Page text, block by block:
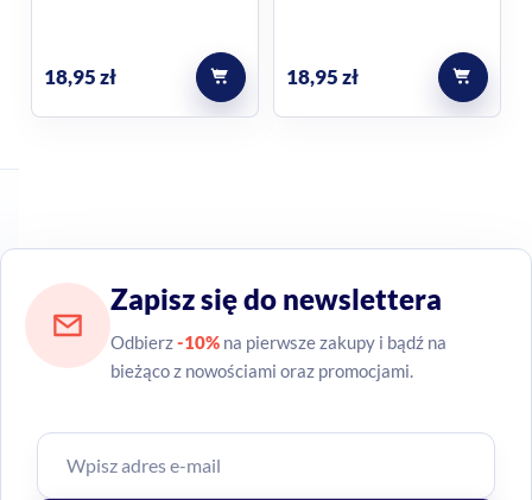
18,95zł 18,95zł
Zapisz się do newslettera
Odbierz-10% na pierwsze zakupy i bądź na
bieżąco z nowościami oraz promocjami.